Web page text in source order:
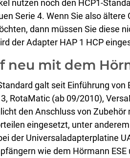
nutzen noch den HCP1-
Serie 4. Wenn Sie also
dann müssen Sie diese
der Adapter HAP 1 HCP
neu mit dem
galt seit Einführung
RotaMatic (ab 09/2010),
den Anschluss von
eingesetzt, unter
der Universaladapterplatine
wie dem Hörmann ESE